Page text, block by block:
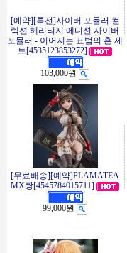
[예약][특전]사이버 포뮬러 컬
렉션 헤리티지 에디션 사이버
포뮬러 - 이어지는 표범의 혼 세
트[4535123853272]
103,000원
[무료배송][예약]PLAMATEA
MX짱[4545784015711]
99,000원